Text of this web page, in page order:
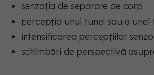
senzația de separare de corp
percepția unui tunel sau a unei
intensificarea percepțiilor
schimbări de perspectivă